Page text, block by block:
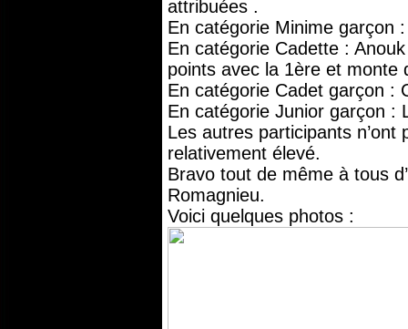
attribuées .
En catégorie Minime garçon
En catégorie Cadette :
points avec la 1ère et monte
En catégorie Cadet garçon :
En catégorie Junior garçon :
Les autres participants
relativement élevé.
Bravo tout de même à tous
Romagnieu.
Voici quelques photos :